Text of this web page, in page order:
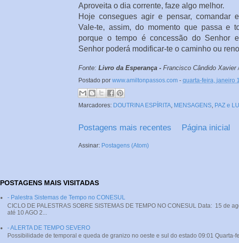
Aproveita o dia corrente, faze algo melhor.
Hoje consegues agir e pensar, comandar
Vale-te, assim, do momento que passa e
porque o tempo é concessão do Senhor
Senhor poderá modificar-te o caminho ou
Fonte: Livro da Esperança - Francisco Cândido Xavier
Postado por www.amiltonpassos.com - quarta-feira, janeiro
Marcadores: DOUTRINA ESPÍRITA, MENSAGENS, PAZ e
Postagens mais recentes Página inicial
Assinar: Postagens (Atom)
POSTAGENS MAIS VISITADAS
- Palestra Sistemas de Tempo no CONESUL
CICLO DE PALESTRAS SOBRE SISTEMAS DE TEMPO NO CONESUL Data: 15 de
até 10 AGO 2...
- ALERTA DE TEMPO SEVERO
Possibilidade de temporal e queda de granizo no oeste e sul do estado 09:01